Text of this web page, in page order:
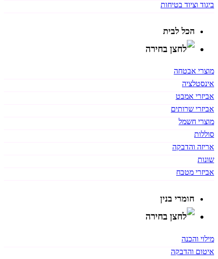
ביגוד וציוד בטיחות
הכל לבית
מוצרי אבטחה
אינסטלציה
אביזרי אמבט
אביזרי שרותים
מוצרי חשמל
סוללות
אריזה והדבקה
שונות
אביזרי מטבח
חומרי בנין
מילוי והכנה
איטום והדבקה